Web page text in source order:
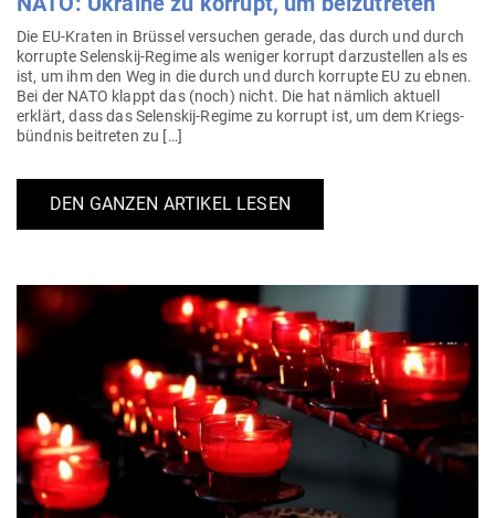
Die EU-Kraten in Brüssel ver­suchen gerade, das durch und durch
kor­rupte Selenskij-Regime als weniger korrupt dar­zu­stellen als es
ist, um ihm den Weg in die durch und durch kor­rupte EU zu ebnen.
Bei der NATO klappt das (noch) nicht. Die hat nämlich aktuell
erklärt, dass das Selenskij-Regime zu korrupt ist, um dem Kriegs­
bündnis bei­treten zu […]
DEN GANZEN ARTIKEL LESEN